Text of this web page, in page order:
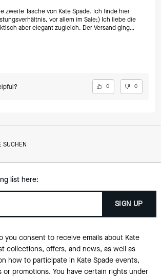
zweite Tasche von Kate Spade. Ich finde hier
vor allem im Sale;) Ich liebe die
aber elegant zugleich. Der Versand ging
meine letzte Bestellung bei Kate Spade war:)
0 0
SUCHEN
list here:
SIGN UP
you consent to receive emails about Kate
collections, offers, and news, as well as
how to participate in Kate Spade events,
or promotions. You have certain rights under